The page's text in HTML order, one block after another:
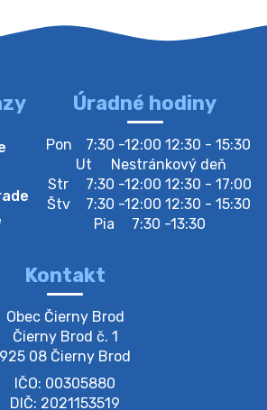
zatvorený. Értesítjük a lakosokat,
odpadu plastu-
že v stredu 05. augusta
odpadu plastu. Prosíme
s odpadom vyložili pred dom už
plánovanom prerušení dodávky
že v určitých dňoch bude v
našej obce plánované prerušenie
energie. Podrobné informácie o
a dotknutých …
Úradné hodiny
Pon
7:30 -12:00 12:30 - 15:30
Ut
Nestránkový deň
Str
7:30 -12:00 12:30 - 17:00
Štv
7:30 -12:00 12:30 - 15:30
Pia
7:30 -13:30
Kontakt
Obec Čierny Brod
Čierny Brod č. 1
925 08 Čierny Brod
IČO: 00305880
DIČ: 2021153519